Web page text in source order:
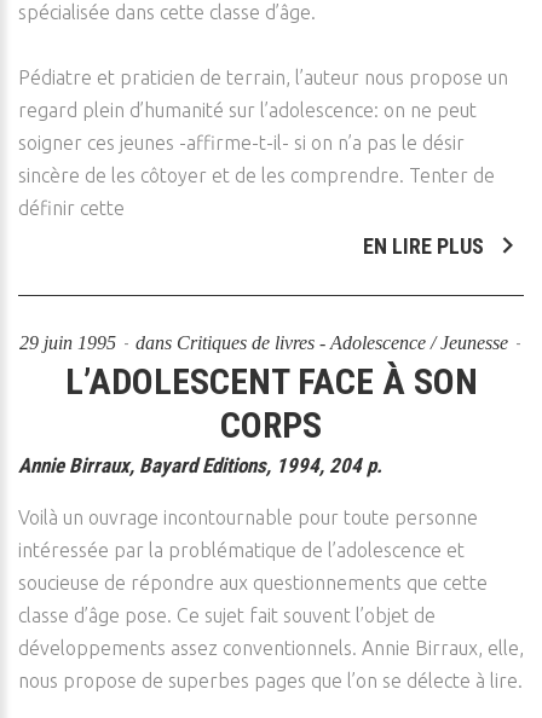
spécialisée dans cette classe d’âge.
Pédiatre et praticien de terrain, l’auteur nous propose un
regard plein d’humanité sur l’adolescence: on ne peut
soigner ces jeunes -affirme-t-il- si on n’a pas le désir
sincère de les côtoyer et de les comprendre. Tenter de
définir cette
EN LIRE PLUS
29 juin 1995 dans Critiques de livres - Adolescence / Jeunesse
L’ADOLESCENT FACE À SON
CORPS
Annie Birraux, Bayard Editions, 1994, 204 p.
Voilà un ouvrage incontournable pour toute personne
intéressée par la problématique de l’adolescence et
soucieuse de répondre aux questionnements que cette
classe d’âge pose. Ce sujet fait souvent l’objet de
développements assez conventionnels. Annie Birraux, elle,
nous propose de superbes pages que l’on se délecte à lire.